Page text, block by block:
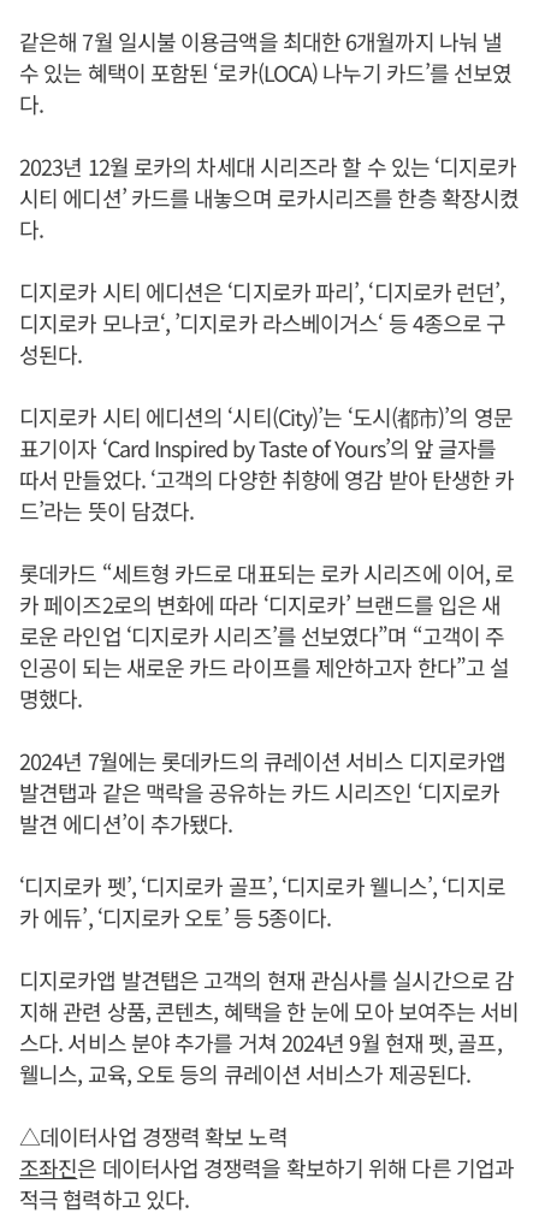
같은해 7월 일시불 이용금액을 최대한 6개월까지 나눠 낼
수 있는 혜택이 포함된 ‘로카(LOCA) 나누기 카드’를 선보였
다.
2023년 12월 로카의 차세대 시리즈라 할 수 있는 ‘디지로카
시티 에디션’ 카드를 내놓으며 로카시리즈를 한층 확장시켰
다.
디지로카 시티 에디션은 ‘디지로카 파리’, ‘디지로카 런던’,
디지로카 모나코‘, ’디지로카 라스베이거스‘ 등 4종으로 구
성된다.
디지로카 시티 에디션의 ‘시티(City)’는 ‘도시(都市)’의 영문
표기이자 ‘Card Inspired by Taste of Yours’의 앞 글자를
따서 만들었다. ‘고객의 다양한 취향에 영감 받아 탄생한 카
드’라는 뜻이 담겼다.
롯데카드 “세트형 카드로 대표되는 로카 시리즈에 이어, 로
카 페이즈2로의 변화에 따라 ‘디지로카’ 브랜드를 입은 새
로운 라인업 ‘디지로카 시리즈’를 선보였다”며 “고객이 주
인공이 되는 새로운 카드 라이프를 제안하고자 한다”고 설
명했다.
2024년 7월에는 롯데카드의 큐레이션 서비스 디지로카앱
발견탭과 같은 맥락을 공유하는 카드 시리즈인 ‘디지로카
발견 에디션’이 추가됐다.
‘디지로카 펫’, ‘디지로카 골프’, ‘디지로카 웰니스’, ‘디지로
카 에듀’, ‘디지로카 오토’ 등 5종이다.
디지로카앱 발견탭은 고객의 현재 관심사를 실시간으로 감
지해 관련 상품, 콘텐츠, 혜택을 한 눈에 모아 보여주는 서비
스다. 서비스 분야 추가를 거쳐 2024년 9월 현재 펫, 골프,
웰니스, 교육, 오토 등의 큐레이션 서비스가 제공된다.
△데이터사업 경쟁력 확보 노력
조좌진은 데이터사업 경쟁력을 확보하기 위해 다른 기업과
적극 협력하고 있다.